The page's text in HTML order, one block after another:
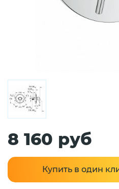
8 160 руб
Купить в один